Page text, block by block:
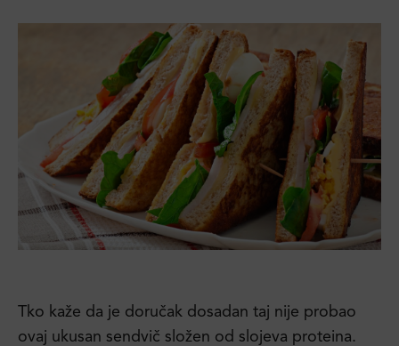
Tko kaže da je doručak dosadan taj nije probao
ovaj ukusan sendvič složen od slojeva proteina.